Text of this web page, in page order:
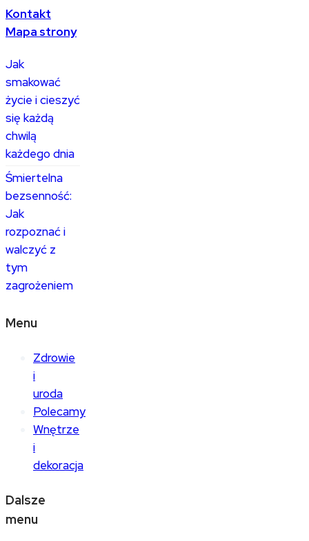
Kontakt
Mapa strony
Jak
smakować
życie i cieszyć
się każdą
chwilą
każdego dnia
Śmiertelna
bezsenność:
Jak
rozpoznać i
walczyć z
tym
zagrożeniem
Menu
Zdrowie
i
uroda
Polecamy
Wnętrze
i
dekoracja
Dalsze
menu